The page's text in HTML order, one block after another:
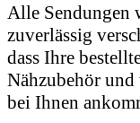
Alle Sendungen
zuverlässig
dass Ihre
Nähzubehör
bei Ihnen